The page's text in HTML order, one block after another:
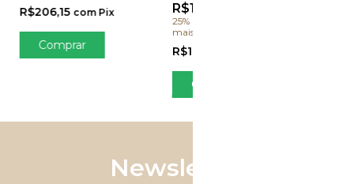
R$206,15 com Pix
Comprar
R$187,00
25% OFF
mais
R$177,65
Comprar
Newsletter